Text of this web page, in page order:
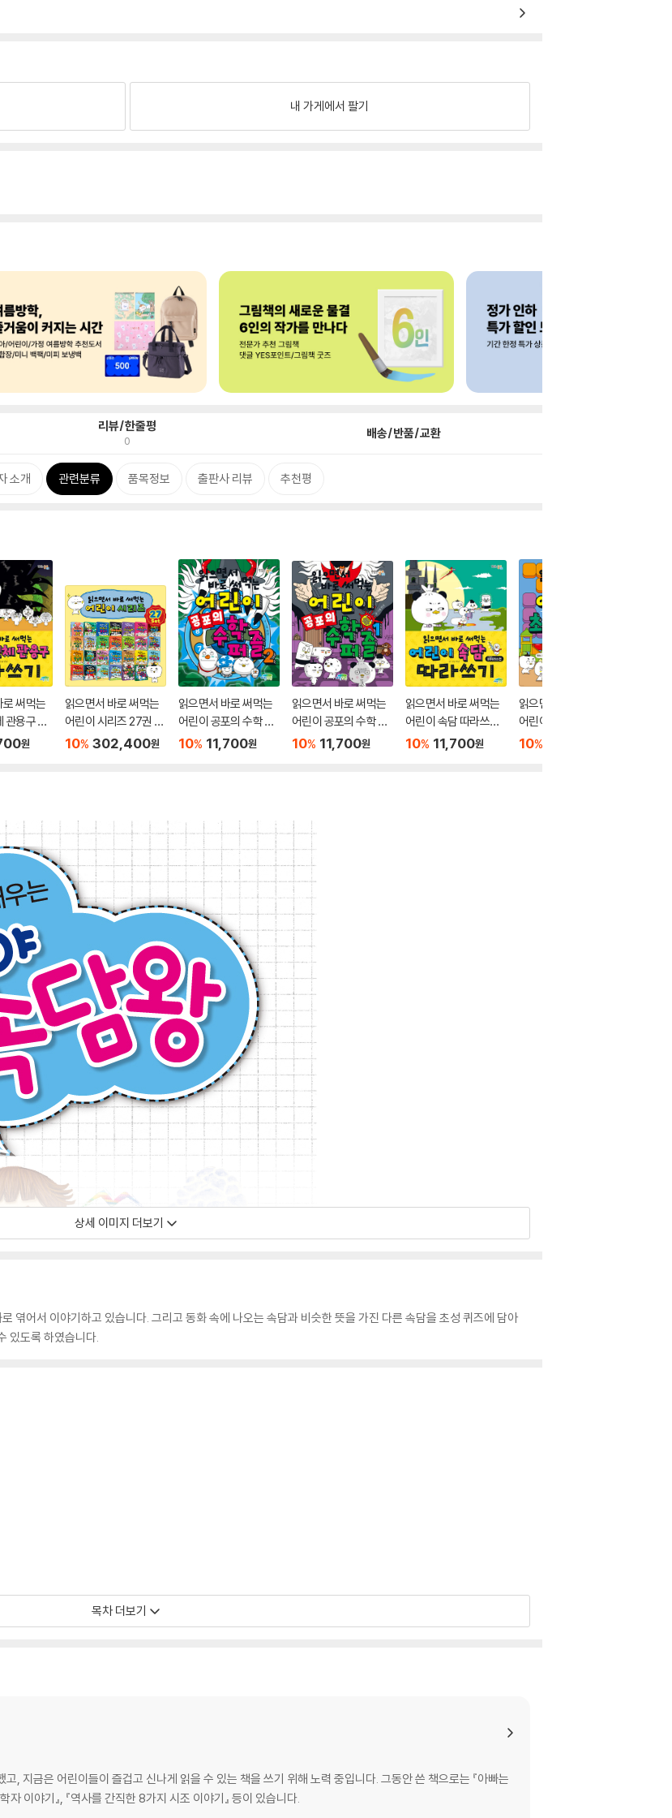
내 가게에서 팔기
리뷰/한줄평
0 배송/반품/교환
소개 관련분류 품목정보 출판사 리뷰 추천평
로 써먹는
관용구 따
원
읽으면서 바로 써먹는
어린이 시리즈 27권 세
트
10% 302,400원
읽으면서 바로 써먹는
어린이 공포의 수학 퍼
즐 2
10% 11,700원
읽으면서 바로 써먹는
어린이 공포의 수학 퍼
즐 1
10% 11,700원
읽으면서 바로 써먹는
어린이 속담 따라쓰기 :
바이러스편
10% 11,700원
읽으면서 바로 써먹는
어린이 초등 교과 어휘
10%
상세 이미지 더보기
엮어서 이야기하고 있습니다. 그리고 동화 속에 나오는 속담과 비슷한 뜻을 가진 다른 속담을 초성 퀴즈에 담아
있도록 하였습니다.
목차 더보기
, 지금은 어린이들이 즐겁고 신나게 읽을 수 있는 책을 쓰기 위해 노력 중입니다. 그동안 쓴 책으로는 『아빠는
자 이야기』, 『역사를 간직한 8가지 시조 이야기』 등이 있습니다.